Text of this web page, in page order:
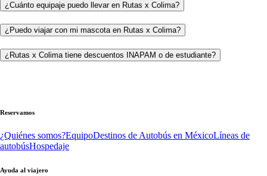
¿Cuánto equipaje puedo llevar en Rutas x Colima?
¿Puedo viajar con mi mascota en Rutas x Colima?
¿Rutas x Colima tiene descuentos INAPAM o de estudiante?
Reservamos
¿Quiénes somos?EquipoDestinos de Autobús en MéxicoLíneas de
autobúsHospedaje
Ayuda al viajero